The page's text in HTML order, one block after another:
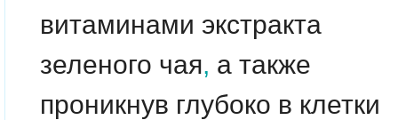
витаминами экстракта
зеленого чая, а также
проникнув глубоко в клетки